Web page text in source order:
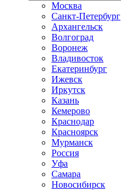
Москва
Санкт-Петербург
Архангельск
Волгоград
Воронеж
Владивосток
Екатеринбург
Ижевск
Иркутск
Казань
Кемерово
Краснодар
Красноярск
Мурманск
Россия
Уфа
Самара
Новосибирск